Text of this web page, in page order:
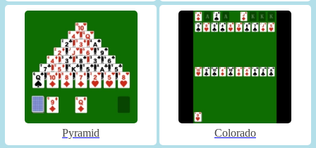
Pyramid Colorado